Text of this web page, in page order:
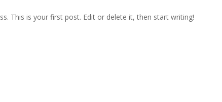
This is your first post. Edit or delete it, then start writing!